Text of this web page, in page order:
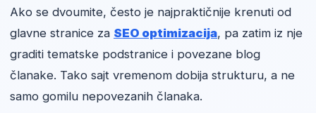
Ako se dvoumite, često je najpraktičnije krenuti od
glavne stranice za SEO optimizacija, pa zatim iz nje
graditi tematske podstranice i povezane blog
članake. Tako sajt vremenom dobija strukturu, a ne
samo gomilu nepovezanih članaka.